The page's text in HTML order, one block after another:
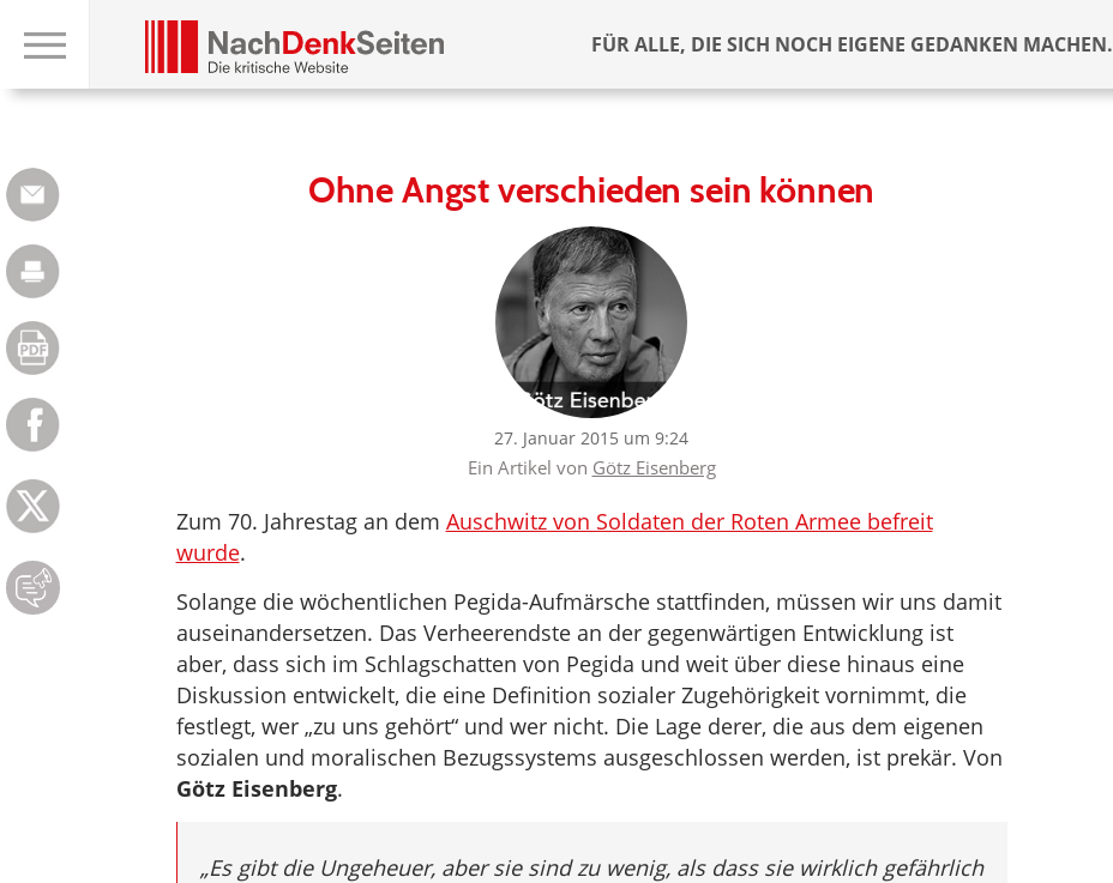
FÜR ALLE, DIE SICH NOCH EIGENE GEDANKEN MACHEN.
Ohne Angst verschieden sein können
27. Januar 2015 um 9:24
Ein Artikel von Götz Eisenberg
Zum 70. Jahrestag an dem Auschwitz von Soldaten der Roten Armee befreit
wurde.
Solange die wöchentlichen Pegida-Aufmärsche stattfinden, müssen wir uns damit
auseinandersetzen. Das Verheerendste an der gegenwärtigen Entwicklung ist
aber, dass sich im Schlagschatten von Pegida und weit über diese hinaus eine
Diskussion entwickelt, die eine Definition sozialer Zugehörigkeit vornimmt, die
festlegt, wer „zu uns gehört“ und wer nicht. Die Lage derer, die aus dem eigenen
sozialen und moralischen Bezugssystems ausgeschlossen werden, ist prekär. Von
Götz Eisenberg.
„Es gibt die Ungeheuer, aber sie sind zu wenig, als dass sie wirklich gefährlich